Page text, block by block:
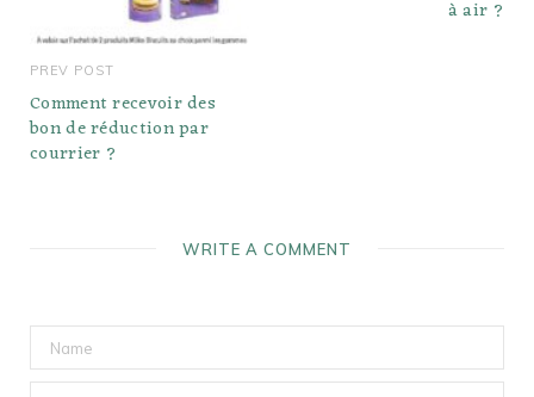
PREV POST
Comment recevoir des
bon de réduction par
courrier ?
à air ?
WRITE A COMMENT